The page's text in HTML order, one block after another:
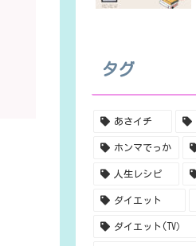
タグ
あさイチ
ホンマでっか
人生レシピ
ダイエット
ダイエット(TV）